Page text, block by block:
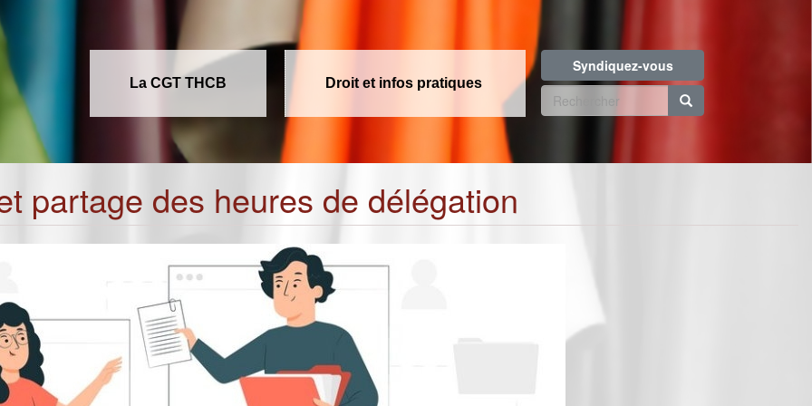
La CGT THCB Droit et infos pratiques
Syndiquez-vous
Formulaire
recherche
partage des heures de délégation